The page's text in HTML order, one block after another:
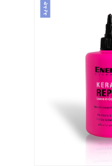
جدید